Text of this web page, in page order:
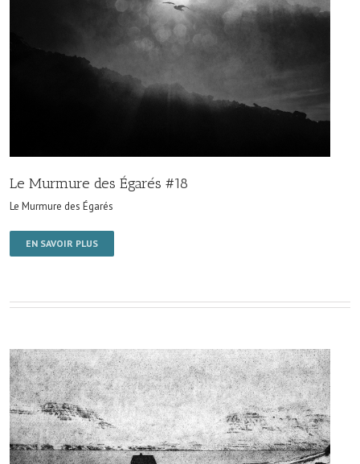
Le Murmure des Égarés #18
Le Murmure des Égarés
EN SAVOIR PLUS